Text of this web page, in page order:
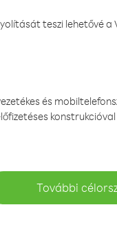
teszi lehetővé
és
További